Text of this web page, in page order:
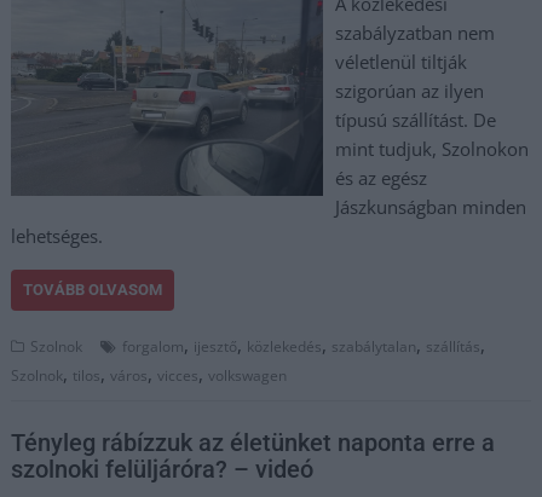
szabályzatban nem
véletlenül tiltják
szigorúan az ilyen
típusú szállítást. De
mint tudjuk, Szolnokon
és az egész
Jászkunságban minden
lehetséges.
TOVÁBB OLVASOM
Szolnok forgalom, ijesztő, közlekedés, szabálytalan, szállítás,
Szolnok, tilos,város,vicces,volkswagen
Tényleg rábízzuk az életünket naponta erre a
szolnoki felüljáróra? – videó